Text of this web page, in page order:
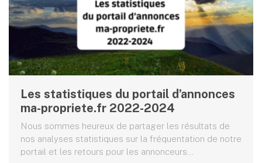
Les statistiques du portail d’annonces
ma-propriete.fr 2022-2024
Nous sommes heureux de partager les résultats de
nos analyses statistiques sur la fréquentation de notre
portail et les retours pour les annonceurs...